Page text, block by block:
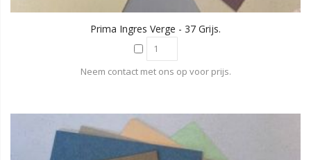
Prima Ingres Verge - 37 Grijs.
Neem contact met ons op voor prijs.